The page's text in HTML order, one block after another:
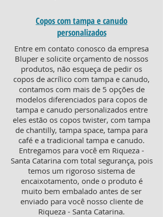
Copos com tampa e canudo
personalizados
Entre em contato conosco da empresa
Bluper e solicite orçamento de nossos
produtos, não esqueça de pedir os
copos de acrílico com tampa e canudo,
contamos com mais de 5 opções de
modelos diferenciados para copos de
tampa e canudo personalizados entre
eles estão os copos twister, com tampa
de chantilly, tampa space, tampa para
café e a tradicional tampa e canudo.
Entregamos para você em Riqueza -
Santa Catarina com total segurança, pois
temos um rigoroso sistema de
encaixotamento, onde o produto é
muito bem embalado antes de ser
enviado para você nosso cliente de
Riqueza - Santa Catarina.